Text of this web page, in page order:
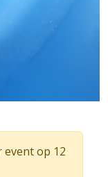
event op 12